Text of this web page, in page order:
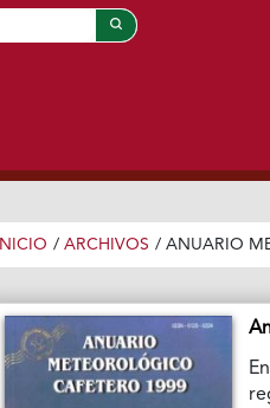
INICIO / ARCHIVOS / ANUARIO